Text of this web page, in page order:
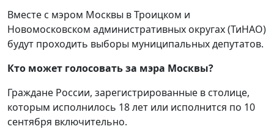
Вместе с мэром Москвы в Троицком и
Новомосковском административных округах (ТиНАО)
будут проходить выборы муниципальных депутатов.
Кто может голосовать за мэра Москвы?
Граждане России, зарегистрированные в столице,
которым исполнилось 18 лет или исполнится по 10
сентября включительно.